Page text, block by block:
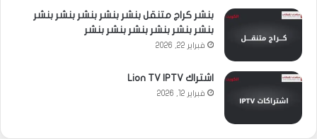
بنشر كراج متنقل بنشر بنشر بنشر بنشر بنشر
بنشر بنشر بنشر بنشر بنشر بنشر
فبراير 22, 2026
اشتراك Lion TV IPTV
فبراير 12, 2026